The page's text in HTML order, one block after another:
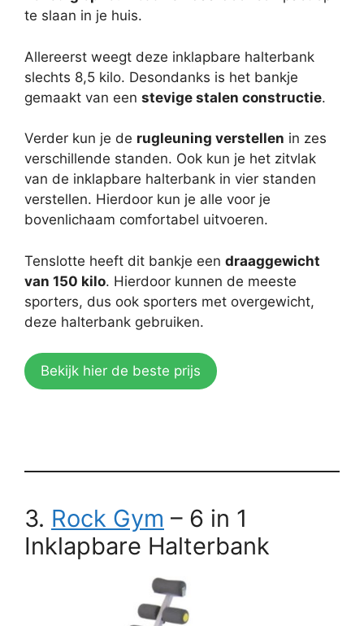
te slaan in je huis.
Allereerst weegt deze inklapbare halterbank
slechts 8,5 kilo. Desondanks is het bankje
gemaakt van een stevige stalen constructie.
Verder kun je de rugleuning verstellen in zes
verschillende standen. Ook kun je het zitvlak
van de inklapbare halterbank in vier standen
verstellen. Hierdoor kun je alle voor je
bovenlichaam comfortabel uitvoeren.
Tenslotte heeft dit bankje een draaggewicht
van 150 kilo. Hierdoor kunnen de meeste
sporters, dus ook sporters met overgewicht,
deze halterbank gebruiken.
Bekijk hier de beste prijs
3. Rock Gym – 6 in 1
Inklapbare Halterbank